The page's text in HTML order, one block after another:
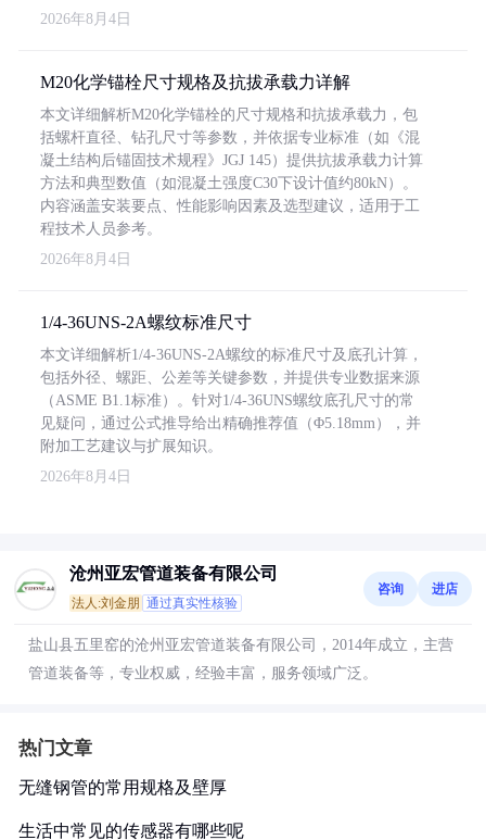
2026年8月4日
M20化学锚栓尺寸规格及抗拔承载力详解
本文详细解析M20化学锚栓的尺寸规格和抗拔承载力，包
括螺杆直径、钻孔尺寸等参数，并依据专业标准（如《混
凝土结构后锚固技术规程》JGJ 145）提供抗拔承载力计算
方法和典型数值（如混凝土强度C30下设计值约80kN）。
内容涵盖安装要点、性能影响因素及选型建议，适用于工
程技术人员参考。
2026年8月4日
1/4-36UNS-2A螺纹标准尺寸
本文详细解析1/4-36UNS-2A螺纹的标准尺寸及底孔计算，
包括外径、螺距、公差等关键参数，并提供专业数据来源
（ASME B1.1标准）。针对1/4-36UNS螺纹底孔尺寸的常
见疑问，通过公式推导给出精确推荐值（Φ5.18mm），并
附加工艺建议与扩展知识。
2026年8月4日
沧州亚宏管道装备有限公司
法人:刘金朋 通过真实性核验
咨询 进店
盐山县五里窑的沧州亚宏管道装备有限公司，2014年成立，主营
管道装备等，专业权威，经验丰富，服务领域广泛。
热门文章
无缝钢管的常用规格及壁厚
生活中常见的传感器有哪些呢